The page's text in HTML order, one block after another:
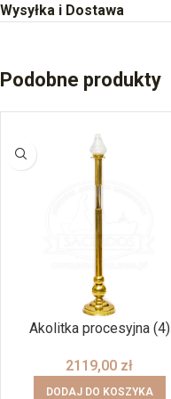
Wysyłka i Dostawa
Podobne produkty
Akolitka procesyjna (4)
2119,00 zł
DODAJ DO KOSZYKA